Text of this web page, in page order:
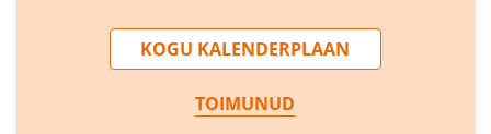
KOGU KALENDERPLAAN
TOIMUNUD